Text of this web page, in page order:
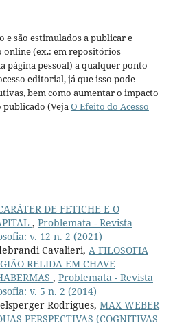
e são estimulados a publicar e
(ex.: em repositórios
página pessoal) a qualquer ponto
editorial, já que isso pode
bem como aumentar o impacto
publicado (VejaO Efeito do Acesso
DE FETICHE E O
, Problemata - Revista
v. 12 n. 2 (2021)
Cavalieri, A FILOSOFIA
RELIDA EM CHAVE
, Problemata - Revista
v. 5 n. 2 (2014)
Rodrigues, MAX WEBER
PERSPECTIVAS (COGNITIVAS